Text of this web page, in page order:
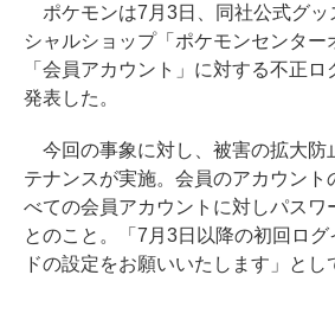
ポケモンは7月3日、同社公式グッ
シャルショップ「ポケモンセンター
「会員アカウント」に対する不正
発表した。
今回の事象に対し、被害の拡大防
テナンスが実施。会員のアカウント
べての会員アカウントに対しパスワ
とのこと。「7月3日以降の初回ロ
ドの設定をお願いいたします」とし